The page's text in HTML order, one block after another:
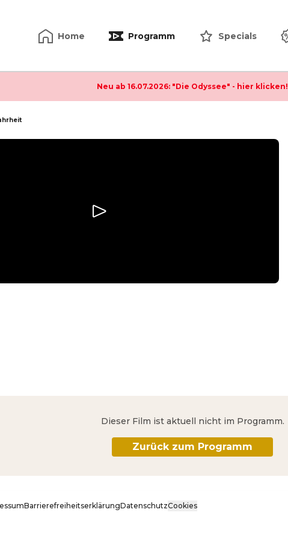
Home Programm Specials
Neu ab 16.07.2026: "Die Odyssee" - hier klicken!
Dieser Film ist aktuell nicht im Programm.
Zurück zum Programm
BarrierefreiheitserklärungDatenschutzCookies